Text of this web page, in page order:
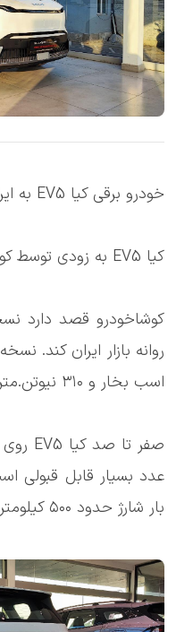
خودرو برقی کیا EV5 به ایران رسید
کیا EV5 به زودی توسط کوشاخودرو روانه بازار می شود.
کوشاخودرو قصد دارد
اسب بخار و ۳۱۰ نیوتن.متر گشتاور را ارائه میدهد.
بار شارژ حدود ۵۰۰ کیلومتر مسافت پیمایش میکند.